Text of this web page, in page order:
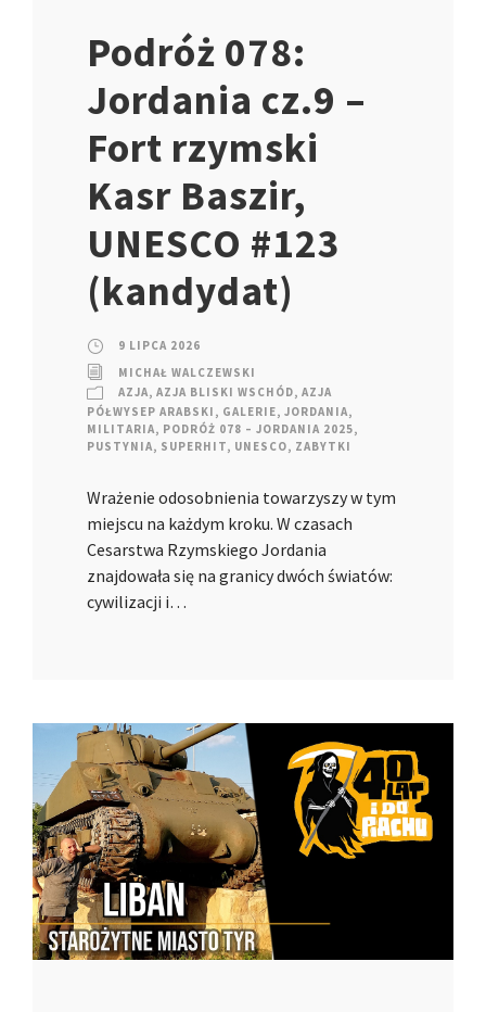
Podróż 078:
Jordania cz.9 –
Fort rzymski
Kasr Baszir,
UNESCO #123
(kandydat)
9 LIPCA 2026
MICHAŁ WALCZEWSKI
AZJA, AZJA BLISKI WSCHÓD, AZJA
PÓŁWYSEP ARABSKI , GALERIE, JORDANIA,
MILITARIA, PODRÓŻ 078 – JORDANIA 2025,
PUSTYNIA, SUPERHIT, UNESCO, ZABYTKI
Wrażenie odosobnienia towarzyszy w tym
miejscu na każdym kroku. W czasach
Cesarstwa Rzymskiego Jordania
znajdowała się na granicy dwóch światów:
cywilizacji i…